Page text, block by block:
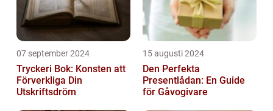
07 september 2024
Tryckeri Bok: Konsten att
Förverkliga Din
Utskriftsdröm
15 augusti 2024
Den Perfekta
Presentlådan: En Guide
för Gåvogivare